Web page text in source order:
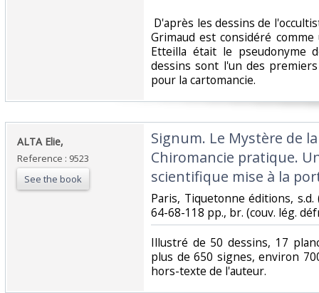
D'après les dessins de
Grimaud est considéré
Etteilla était le pseudonyme
dessins sont l'un des
pour la cartomancie.‎
‎ALTA Elie,‎
Reference : 9523
See the book
‎Signum. Le Mystère de
Chiromancie pratique.
scientifique mise à la
‎Paris, Tiquetonne éditions,
64-68-118 pp., br. (couv. lég.
‎Illustré de 50 dessins, 17
plus de 650 signes, environ
hors-texte de l'auteur. ‎